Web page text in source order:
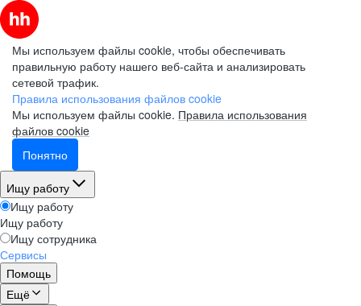
Мы используем файлы cookie, чтобы обеспечивать
правильную работу нашего веб-сайта и анализировать
сетевой трафик.
Правила использования файлов cookie
Мы используем файлы cookie. Правила использования
файлов cookie
Понятно
Ищу работу
Ищу работу
Ищу работу
Ищу сотрудника
Сервисы
Помощь
Ещё